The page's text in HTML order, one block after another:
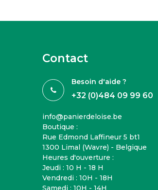
Contact
Besoin d'aide ?
+32 (0)484 09 99 60
info@panierdeloise.be
Boutique :
Rue Edmond Laffineur 5 bt1
1300 Limal (Wavre) - Belgique
Heures d'ouverture :
Jeudi : 10 H - 18 H
Vendredi : 10H - 18H
Samedi : 10H - 14H